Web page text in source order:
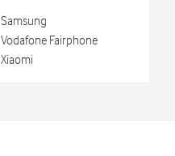
Samsung
Vodafone Fairphone
Xiaomi